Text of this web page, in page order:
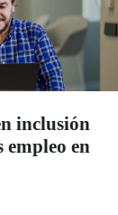
inclusión
en